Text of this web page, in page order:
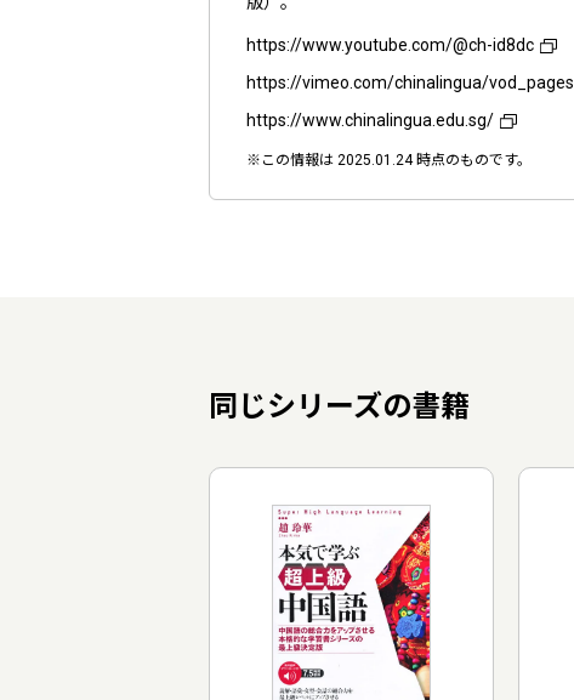
https://www.youtube.com/@ch-id8dc
https://vimeo.com/chinalingua/vod_pages
https://www.chinalingua.edu.sg/
※この情報は 2025.01.24 時点のものです。
同じシリーズの書籍